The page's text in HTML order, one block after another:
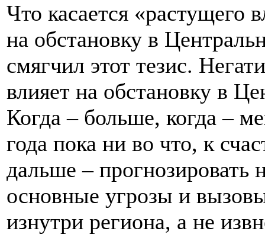
Что касается «растущего
на обстановку в
смягчил этот тезис.
влияет на обстановку в
Когда – больше, когда –
года пока ни во что, к
дальше – прогнозировать
основные угрозы и
изнутри региона, а не